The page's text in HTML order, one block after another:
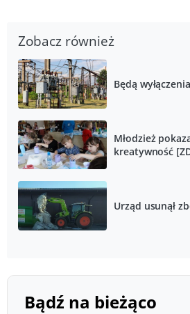
Zobacz również
Będą
Młodzież
kreatywność
Urząd usunął
Bądź na bieżąco